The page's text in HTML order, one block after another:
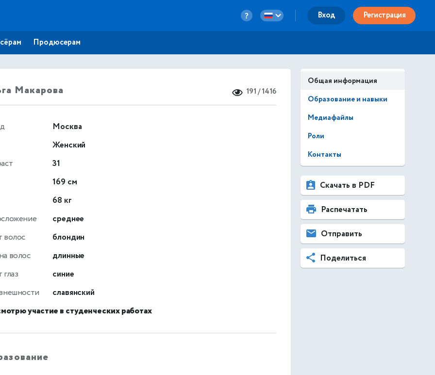
Вход Регистрация
Продюсерам
Макарова 191 / 1416
Москва
Женский
31
169 см
68 кг
среднее
волос
блондин
волос
длинные
синие
славянский
участие в студенческих работах
Общая информация
Образование и навыки
Медиафайлы
Роли
Контакты
Скачать в PDF
Распечатать
Отправить
Поделиться